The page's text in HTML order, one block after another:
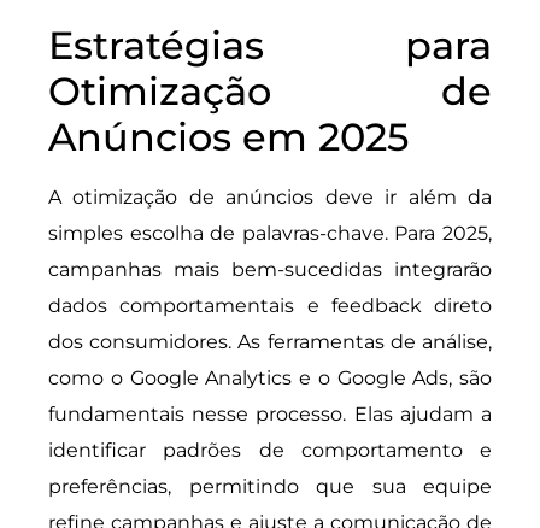
Estratégias para
Otimização de
Anúncios em 2025
A otimização de anúncios deve ir além da
simples escolha de palavras-chave. Para 2025,
campanhas mais bem-sucedidas integrarão
dados comportamentais e feedback direto
dos consumidores. As ferramentas de análise,
como o Google Analytics e o Google Ads, são
fundamentais nesse processo. Elas ajudam a
identificar padrões de comportamento e
preferências, permitindo que sua equipe
refine campanhas e ajuste a comunicação de